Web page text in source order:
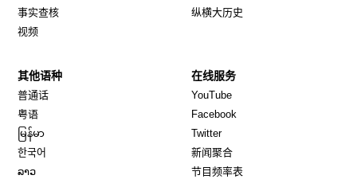
事实查核
视频
纵横大历史
其他语种
普通话
粤语
မြန်မာ
한국어
ລາວ
在线服务
YouTube
Facebook
TwitterOpens in new window
新闻聚合
节目频率表